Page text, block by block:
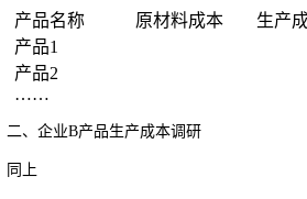
产品名称 原材料成本
生产
产品1
产品2
……
二、企业B产品生产成本调研
同上